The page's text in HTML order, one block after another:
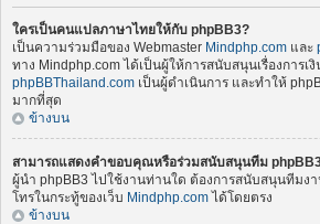
ใครเป็นคนแปลภาษาไทยให้กับ phpBB3?
เป็นความร่วมมือของ Webmaster Mindphp.com และ
ทาง Mindphp.com ได้เป็นผู้ให้การสนับสนุนเรื่องการเ
phpBBThailand.com เป็นผู้ดำเนินการ และทำให้
มากที่สุด
ข้างบน
สามารถแสดงคำขอบคุณหรือร่วมสนับสนุนทีม
ผู้นำ phpBB3 ไปใช้งานท่านใด ต้องการสนับสนุนทีมง
โทรในกระทู้ของเว็บ Mindphp.com ได้โดยตรง
ข้างบน